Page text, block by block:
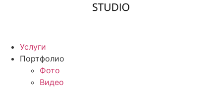
Услуги
Портфолио
Фото
Видео